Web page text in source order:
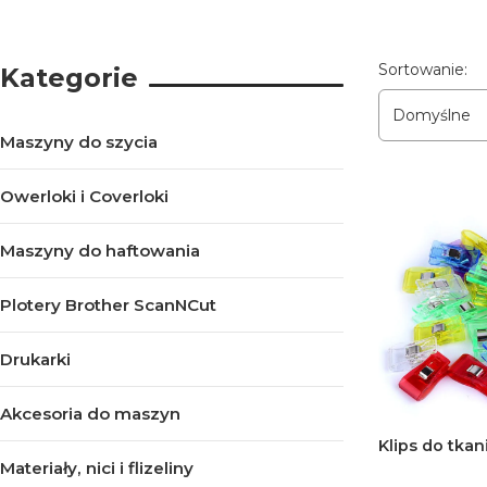
Kategorie
Maszyny do szycia
Owerloki i Coverloki
Maszyny do haftowania
Plotery Brother ScanNCut
Drukarki
Akcesoria do maszyn
Materiały, nici i flizeliny
Lista
Sortowanie:
Domyślne
Klips do